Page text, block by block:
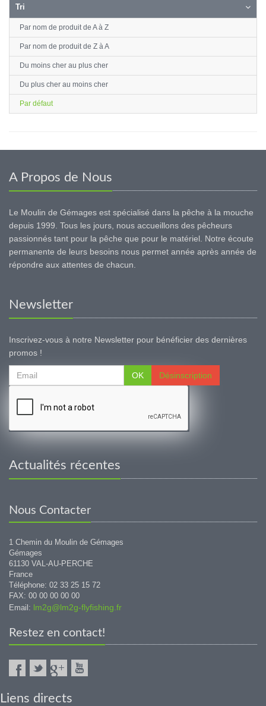
Tri
Par nom de produit de A à Z
Par nom de produit de Z à A
Du moins cher au plus cher
Du plus cher au moins cher
Par défaut
A Propos de Nous
Le Moulin de Gémages est spécialisé dans la pêche à la mouche
depuis 1999. Tous les jours, nous accueillons des pêcheurs
passionnés tant pour la pêche que pour le matériel. Notre écoute
permanente de leurs besoins nous permet année après année de
répondre aux attentes de chacun.
Newsletter
Inscrivez-vous à notre Newsletter pour bénéficier des dernières
promos !
OK Désinscription
Actualités récentes
Nous Contacter
1 Chemin du Moulin de Gémages
Gémages
61130 VAL-AU-PERCHE
France
Téléphone: 02 33 25 15 72
FAX: 00 00 00 00 00
Email: lm2g@lm2g-flyfishing.fr
Restez en contact!
Liens directs